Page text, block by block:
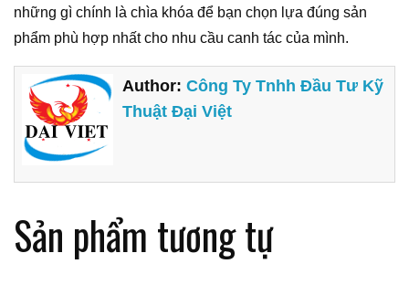
những gì chính là chìa khóa để bạn chọn lựa đúng sản
phẩm phù hợp nhất cho nhu cầu canh tác của mình.
Author:Công Ty Tnhh Đầu Tư Kỹ
Thuật Đại Việt
Sản phẩm tương tự